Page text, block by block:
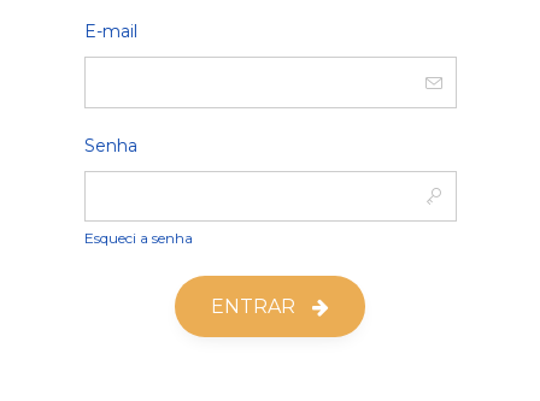
E-mail
Senha
Esqueci a senha
ENTRAR